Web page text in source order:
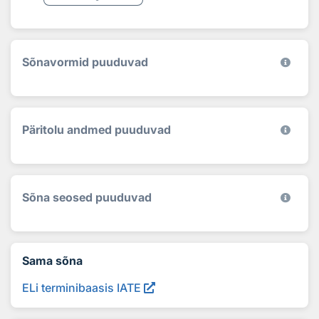
Sõnavormid puuduvad
Päritolu andmed puuduvad
Sõna seosed puuduvad
Sama sõna
ELi terminibaasis IATE